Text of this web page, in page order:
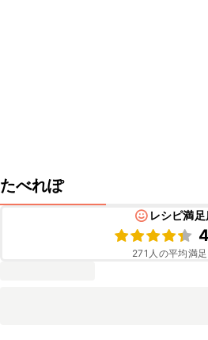
たべれぽ
レシピ満足
271 人の平均満